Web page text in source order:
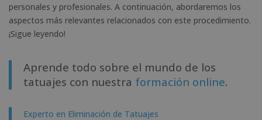
personales y profesionales. A continuación, abordaremos los
aspectos más relevantes relacionados con este procedimiento.
¡Sigue leyendo!
Aprende todo sobre el mundo de los
tatuajes con nuestra formación online.
Experto en Eliminación de Tatuajes